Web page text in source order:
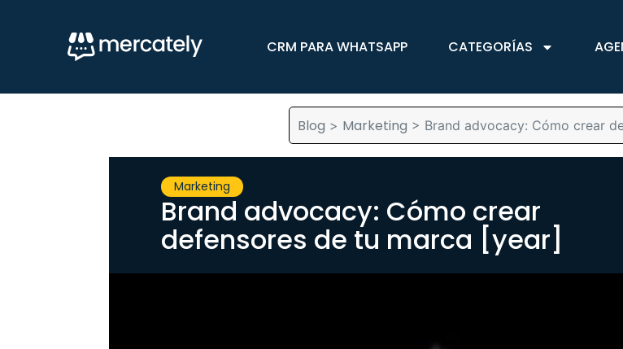
CRM PARA WHATSAPP CATEGORÍAS
Blog > Marketing > Brand advocacy: Cómo crear
Marketing
Brand advocacy: Cómo crear
defensores de tu marca [year]